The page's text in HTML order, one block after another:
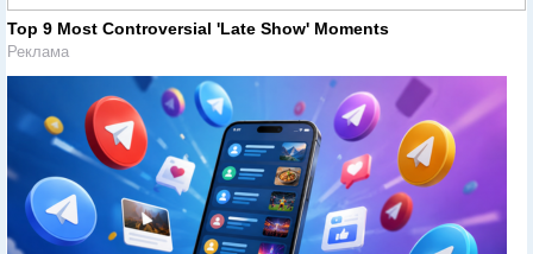
Top 9 Most Controversial 'Late Show' Moments
Реклама